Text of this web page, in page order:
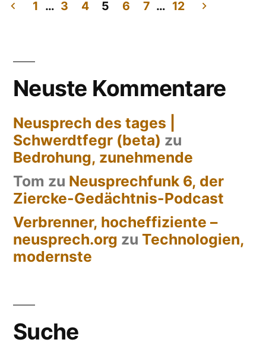
linksliberale
der
Beiträge
1 … 3 4 5 6 7 … 12
Neuste Kommentare
Neusprech des tages |
Schwerdtfegr (beta) zu
Bedrohung, zunehmende
Tom zu Neusprechfunk 6, der
Ziercke-Gedächtnis-Podcast
Verbrenner, hocheffiziente –
neusprech.org zu Technologien,
modernste
Suche